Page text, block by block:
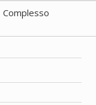
Complesso